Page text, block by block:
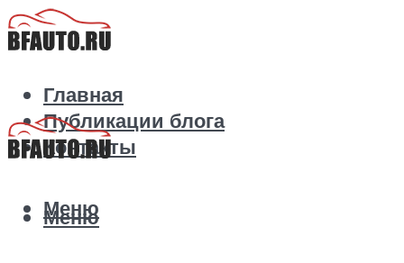
Главная
Публикации блога
Контакты
Меню
Меню